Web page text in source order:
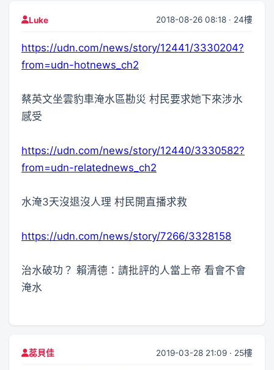
Luke 2018-08-26 08:18 · 24樓
https://udn.com/news/story/12441/3330204?
from=udn-hotnews_ch2
蔡英文坐雲豹車淹水區勘災 村民要求她下來涉水
感受
https://udn.com/news/story/12440/3330582?
from=udn-relatednews_ch2
水淹3天沒退沒人理 村民開直播求救
https://udn.com/news/story/7266/3328158
治水破功？ 賴清德：請批評的人當上帝 看會不會
淹水
蕊貝佳 2019-03-28 21:09 · 25樓